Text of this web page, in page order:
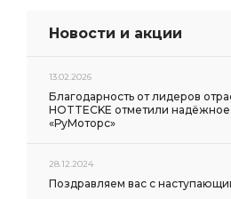
Новости и акции
13.02.2026
Благодарность от лидеров
HOTTECKE отметили
«РуМоторс»
28.12.2024
Поздравляем вас с